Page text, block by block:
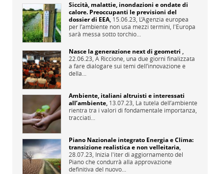
Siccità, malattie, inondazioni e ondate di
calore. Preoccupanti le previsioni del
dossier di EEA, 15.06.23, L’Agenzia europea
per l’ambiente non usa mezzi termini, l'Europa
sarà messa sotto torchio...
Nasce la generazione next di geometri ,
22.06.23, A Riccione, una due giorni finalizzata
a fare dialogare sui temi dell’innovazione e
della...
Ambiente, italiani altruisti e interessati
all’ambiente, 13.07.23, La tutela dell’ambiente
rientra tra i valori di fondamentale importanza,
tracciati...
Piano Nazionale integrato Energia e Clima:
transizione realistica e non velleitaria,
28.07.23, Inizia l'iter di aggiornamento del
Piano che condurrà alla approvazione
definitiva del nuovo...